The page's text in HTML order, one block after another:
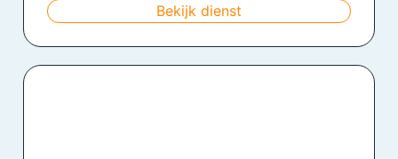
Bekijk dienst